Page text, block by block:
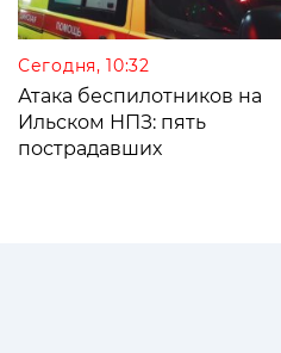
Сегодня, 10:32
Атака беспилотников на
Ильском НПЗ: пять
пострадавших